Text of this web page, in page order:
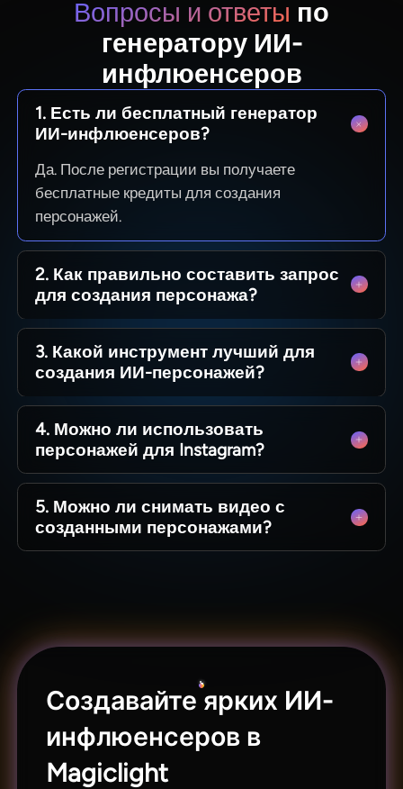
Вопросы и ответы по
генератору ИИ-
инфлюенсеров
1. Есть ли бесплатный генератор
ИИ-инфлюенсеров?
Да. После регистрации вы получаете
бесплатные кредиты для создания
персонажей.
2. Как правильно составить запрос
для создания персонажа?
Пишите простым языком, алгоритмы дополнят
текст. Также доступна функция расширения
запроса.
3. Какой инструмент лучший для
создания ИИ-персонажей?
Magiclight лидирует по точности и удобству
использования среди аналогов.
4. Можно ли использовать
персонажей для Instagram?
Конечно. Создавайте ролики и сторис, а также
монетизируйте готовый контент.
5. Можно ли снимать видео с
созданными персонажами?
Создавайте ярких ИИ-
инфлюенсеров в
Magiclight